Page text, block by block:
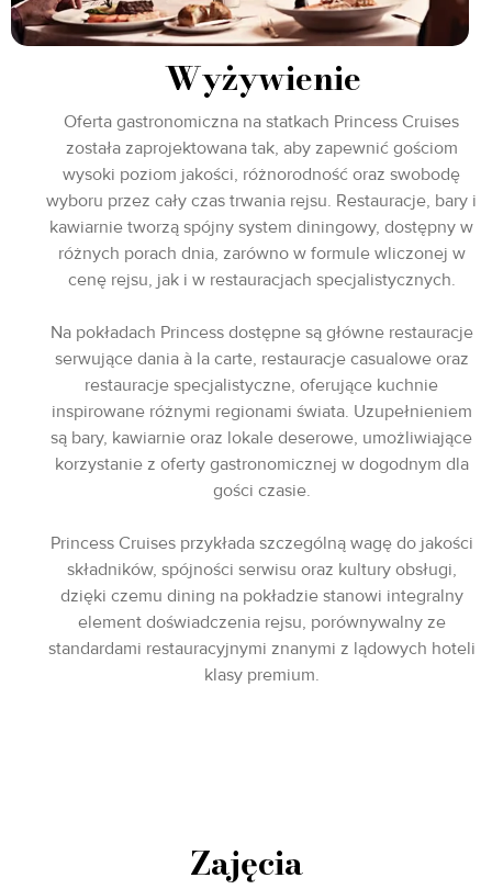
Wyżywienie
Oferta gastronomiczna na statkach Princess Cruises
została zaprojektowana tak, aby zapewnić gościom
wysoki poziom jakości, różnorodność oraz swobodę
wyboru przez cały czas trwania rejsu. Restauracje, bary i
kawiarnie tworzą spójny system diningowy, dostępny w
różnych porach dnia, zarówno w formule wliczonej w
cenę rejsu, jak i w restauracjach specjalistycznych.
Na pokładach Princess dostępne są główne restauracje
serwujące dania à la carte, restauracje casualowe oraz
restauracje specjalistyczne, oferujące kuchnie
inspirowane różnymi regionami świata. Uzupełnieniem
są bary, kawiarnie oraz lokale deserowe, umożliwiające
korzystanie z oferty gastronomicznej w dogodnym dla
gości czasie.
Princess Cruises przykłada szczególną wagę do jakości
składników, spójności serwisu oraz kultury obsługi,
dzięki czemu dining na pokładzie stanowi integralny
element doświadczenia rejsu, porównywalny ze
standardami restauracyjnymi znanymi z lądowych hoteli
klasy premium.
Zajęcia